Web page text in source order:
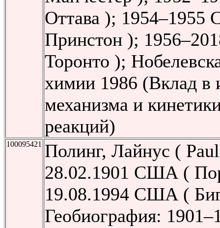
Оттава );
Принстон );
Торонто );
химии 1986 (Вклад в
механизма и
реакций)
100095421 Полинг, Лайнус (
28.02.1901 США (
19.08.1994 США (
Геобиография: